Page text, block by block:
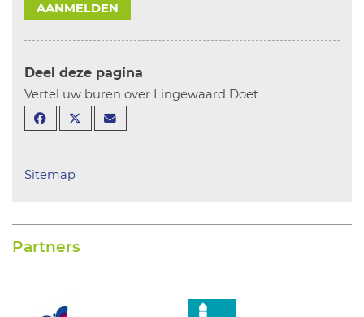
AANMELDEN
Deel deze pagina
Vertel uw buren over Lingewaard Doet
Sitemap
Partners